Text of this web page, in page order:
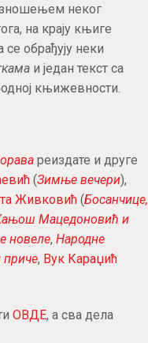
неког
на крају књиге
обрађују неки
и један текст са
књижевности.
реиздате и друге
(Зимње вечери),
Живковић(Босанчице,
Мацедоновић и
новеле, Народне
приче, Вук Караџић
ОВДЕ, а сва дела